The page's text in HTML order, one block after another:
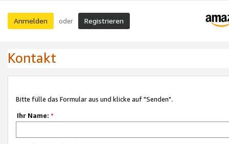
Anmelden oder Registrieren
Kontakt
Bitte fülle das Formular aus und klicke auf "Senden".
Ihr Name: *